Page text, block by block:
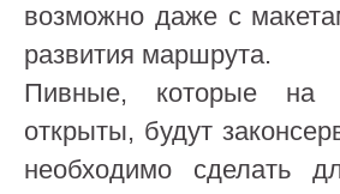
возможно даже с
развития маршрута.
Пивные, которые на
открыты, будут
необходимо сделать